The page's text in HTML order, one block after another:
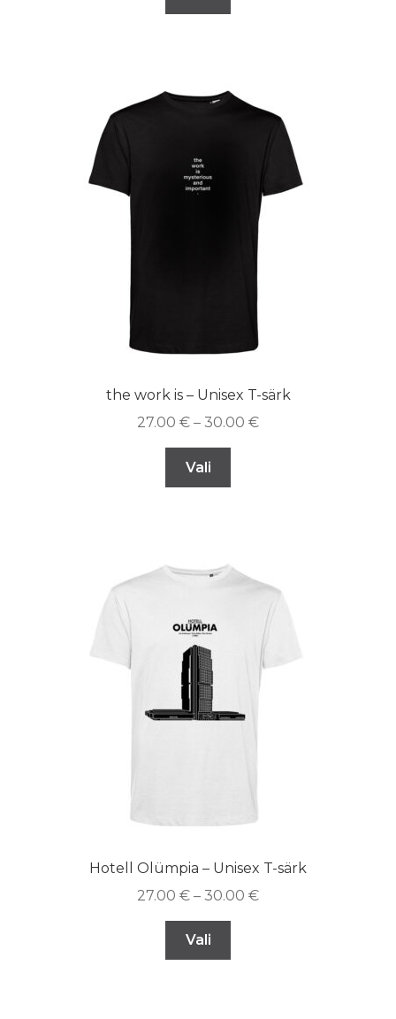
the work is – Unisex T-särk
27.00 € – 30.00 €
Vali
Hotell Olümpia – Unisex T-särk
27.00 € – 30.00 €
Vali